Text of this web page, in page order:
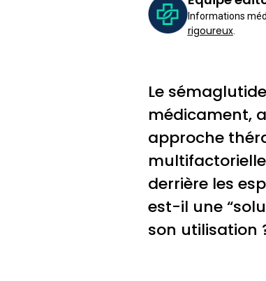
Informations
rigoureux.
Le
médicament,
approche
derrière les
est-il une
son utilisation